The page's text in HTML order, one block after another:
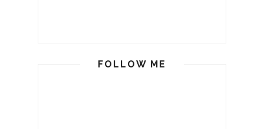
FOLLOW ME